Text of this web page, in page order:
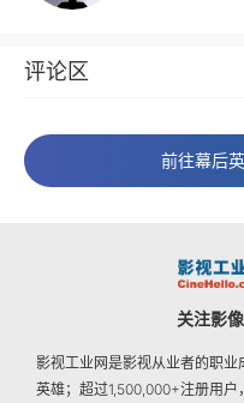
评论区
前往幕后
关注影
影视工业网是影视从业者的职业
英雄；超过1,500,000+注册用